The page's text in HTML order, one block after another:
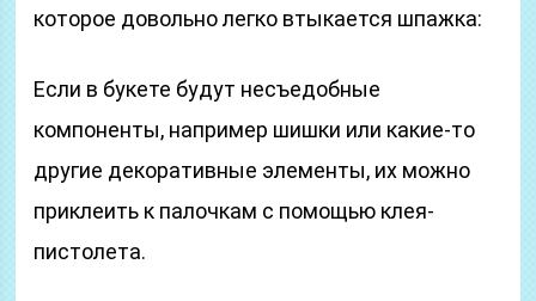
которое довольно легко втыкается шпажка:
Если в букете будут несъедобные
компоненты, например шишки или какие-то
другие декоративные элементы, их можно
приклеить к палочкам с помощью клея-
пистолета.